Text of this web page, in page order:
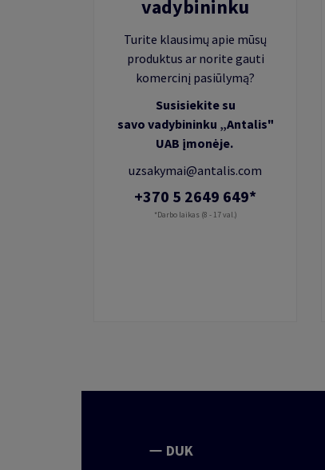
vadybininku
Turite klausimų apie mūsų
produktus ar norite gauti
komercinį pasiūlymą?
Susisiekite su
savo vadybininku „Antalis"
UAB įmonėje.
uzsakymai@antalis.com
+370 5 2649 649*
*Darbo laikas (8 - 17 val.)
DUK